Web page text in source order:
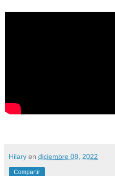
Hilary en diciembre 08, 2022
Compartir